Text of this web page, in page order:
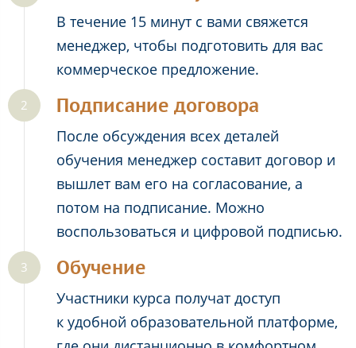
В течение 15 минут с вами свяжется
менеджер, чтобы подготовить для вас
коммерческое предложение.
Подписание договора
После обсуждения всех деталей
обучения менеджер составит договор и
вышлет вам его на согласование, а
потом на подписание. Можно
воспользоваться и цифровой подписью.
Обучение
Участники курса получат доступ
к удобной образовательной платформе,